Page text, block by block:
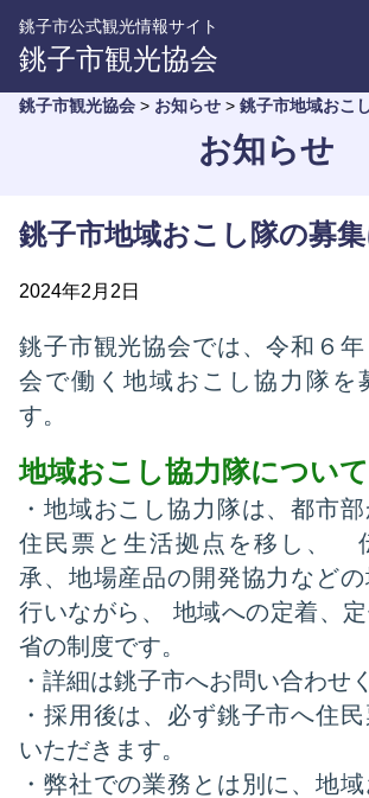
銚子市公式観光情報サイト
銚子市観光協会
銚子市観光協会 > お知らせ > 銚子市地域おこ
お知らせ
銚子市地域おこし隊の募
2024年2月2日
銚子市観光協会では、令和６
会で働く地域おこし協力隊を
す。
地域おこし協力隊について
・地域おこし協力隊は、都市
住民票と生活拠点を移し、
承、地場産品の開発協力など
行いながら、 地域への定着、
省の制度です。
・詳細は銚子市へお問い合わせ
・採用後は、必ず銚子市へ住
いただきます。
・弊社での業務とは別に、地